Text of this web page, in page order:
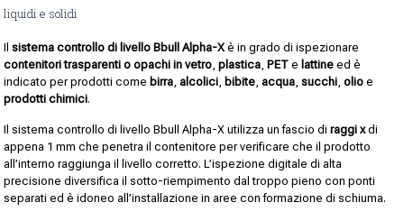
liquidi e solidi
Ilsistema controllo di livello Bbull Alpha-Xè in grado di ispezionare
contenitori trasparenti o opachi in vetro,plastica, PET e lattine ed è
indicato per prodotti come birra,alcolici, bibite,acqua,succhi,olio e
prodotti chimici.
Il sistema controllo di livello Bbull Alpha-X utilizza un fascio diraggi xdi
appena 1 mm che penetra il contenitore per verificare che il prodotto
all’interno raggiunga il livello corretto. L’ispezione digitale di alta
precisione diversifica il sotto-riempimento dal troppo pieno con ponti
separati ed è idoneo all’installazione in aree con formazione di schiuma.